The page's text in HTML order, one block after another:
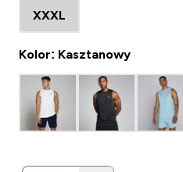
XXXL
Kolor: Kasztanowy